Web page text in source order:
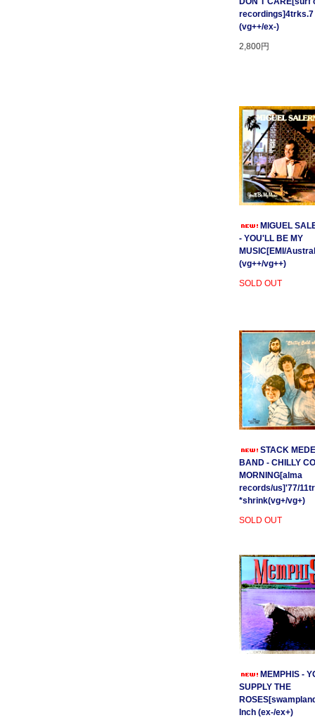
recordings]4trks.7
(vg++/ex-)
2,800円
MIGUEL
- YOU'LL BE MY
MUSIC[EMI/
(vg++/vg++)
SOLD OUT
STACK
BAND - CHILLY
MORNING[alma
records/us]'77/
*shrink(vg+/vg+)
SOLD OUT
MEMPHIS -
SUPPLY THE
Inch (ex-/ex+)